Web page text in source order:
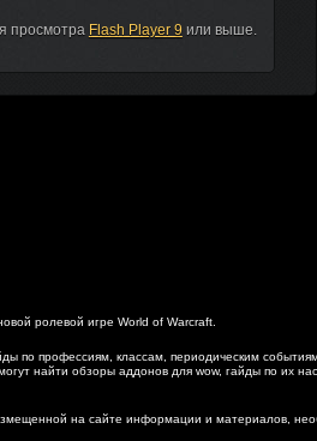
просмотра Flash Player 9 или выше.
ролевой игре World of Warcraft.
по профессиям, классам, периодическим
найти обзоры аддонов для wow, гайды по их
на сайте информации и материалов,